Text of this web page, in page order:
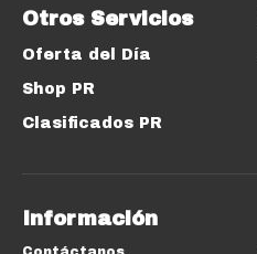
Otros Servicios
Oferta del Día
Shop PR
Clasificados PR
Información